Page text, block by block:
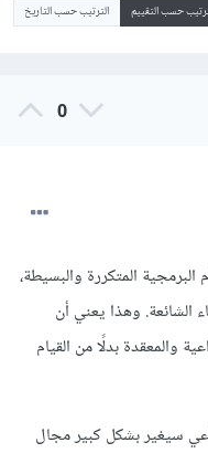
حسب التقييم الترتيب حسب التاريخ
0
البرمجية المتكررة والبسيطة،
الشائعة. وهذا يعني أن
والمعقدة بدلًا من القيام
سيغير بشكل كبير مجال